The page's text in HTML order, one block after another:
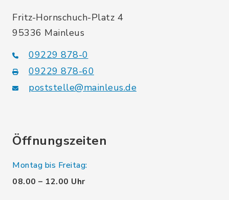
Fritz-Hornschuch-Platz 4
95336 Mainleus
09229 878-0
09229 878-60
poststelle@mainleus.de
Öffnungszeiten
Montag bis Freitag:
08.00 – 12.00 Uhr